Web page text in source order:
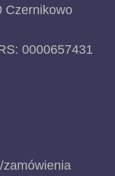
Czernikowo
0000657431